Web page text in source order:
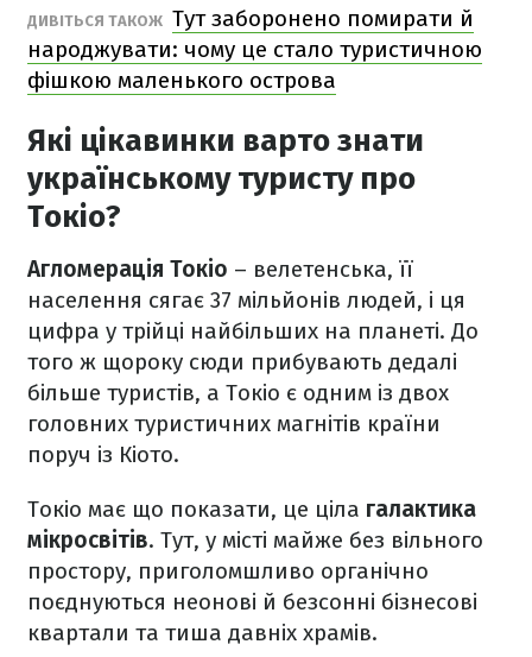
ДИВІТЬСЯ ТАКОЖ Тут заборонено помирати й
народжувати: чому це стало туристичною
фішкою маленького острова
Які цікавинки варто знати
українському туристу про
Токіо?
Агломерація Токіо – велетенська, її
населення сягає 37 мільйонів людей, і ця
цифра у трійці найбільших на планеті. До
того ж щороку сюди прибувають дедалі
більше туристів, а Токіо є одним із двох
головних туристичних магнітів країни
поруч із Кіото.
Токіо має що показати, це ціла галактика
мікросвітів. Тут, у місті майже без вільного
простору, приголомшливо органічно
поєднуються неонові й безсонні бізнесові
квартали та тиша давніх храмів.